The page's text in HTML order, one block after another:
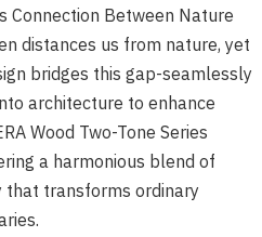
Connection Between Nature
distances us from nature, yet
bridges this gap-seamlessly
architecture toenhance
Wood Two-Tone Series
a harmonious blend of
that transformsordinary